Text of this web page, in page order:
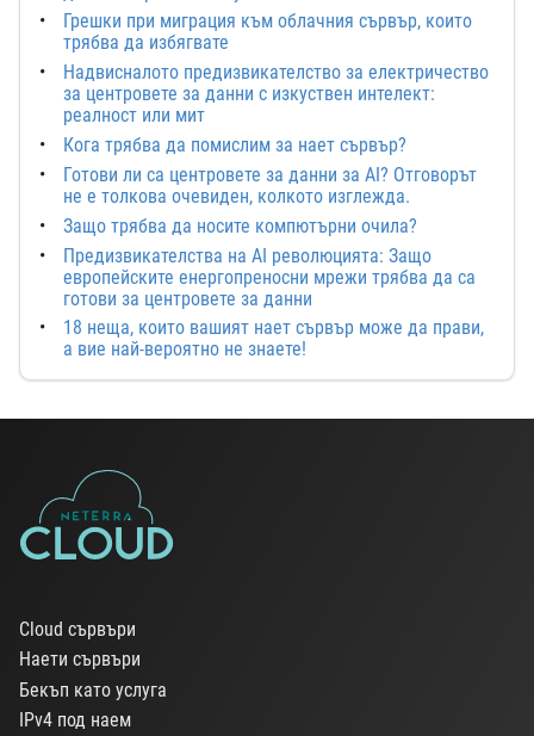
Грешки при миграция към облачния сървър, които
трябва да избягвате
Надвисналото предизвикателство за електричество
за центровете за данни с изкуствен интелект:
реалност или мит
Кога трябва да помислим за нает сървър?
Готови ли са центровете за данни за AI? Отговорът
не е толкова очевиден, колкото изглежда.
Защо трябва да носите компютърни очила?
Предизвикателства на AI революцията: Защо
европейските енергопреносни мрежи трябва да са
готови за центровете за данни
18 неща, които вашият нает сървър може да прави,
а вие най-вероятно не знаете!
Cloud сървъри
Наети сървъри
Бекъп като услуга
IPv4 под наем